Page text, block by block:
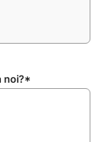
noi?*